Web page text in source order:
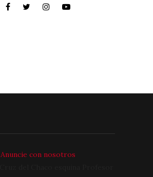
Anuncie con nosotros